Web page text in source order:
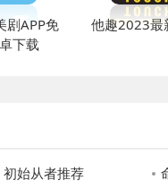
剧APP免
下载
他趣2023最
始从者推荐